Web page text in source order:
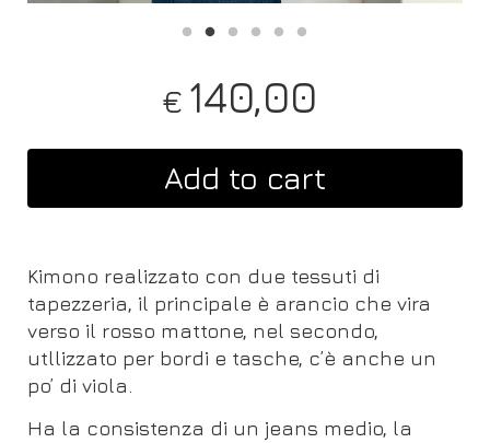
€ 140,00
Add to cart
Kimono realizzato con due tessuti di
tapezzeria, il principale è arancio che vira
verso il rosso mattone, nel secondo,
utllizzato per bordi e tasche, c’è anche un
po’ di viola.
Ha la consistenza di un jeans medio, la